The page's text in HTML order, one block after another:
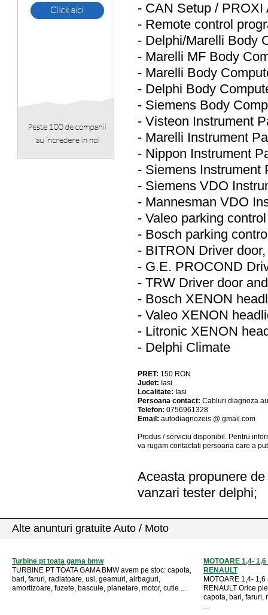
- CAN Setup /
- Remote control
- Delphi/Marelli Body
- Marelli MF Body
- Marelli Body
- Delphi Body
- Siemens Body
- Visteon Instrument
- Marelli Instrument
- Nippon Instrument
- Siemens Instrument
- Siemens VDO
- Mannesman VDO
- Valeo parking control
- Bosch parking
- BITRON Driver
- G.E. PROCOND
- TRW Driver door
- Bosch XENON
- Valeo XENON
- Litronic XENON
- Delphi Climate
PRET: 150 RON
Judet: Iasi
Localitate: Iasi
Persoana contact: Cabluri diagnoza
Telefon: 0756961328
Email: autodiagnozeis @ gmail.com
Produs / serviciu disponibil . Pentru
va rugam contactati persoana care a
Aceasta propunere
vanzari tester delphi;
Alte anunturi gratuite Auto / Moto
Turbine pt toata gama bmw
TURBINE PT TOATA GAMA BMW avem pe stoc: capota,
bari, faruri, radiatoare, usi, geamuri, airbaguri,
amortizoare, fuzete, bascule, planetare, motor, cutie ...
MOTOARE 1,4-
RENAULT
MOTOARE 1,4- 1,6
RENAULT Orice
capota, bari, faruri,
...